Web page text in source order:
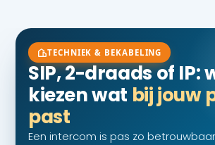
TECHNIEK & BEKABELING
SIP, 2-draads of IP:
kiezen wat bij jouw
past
Een intercom is pas zo